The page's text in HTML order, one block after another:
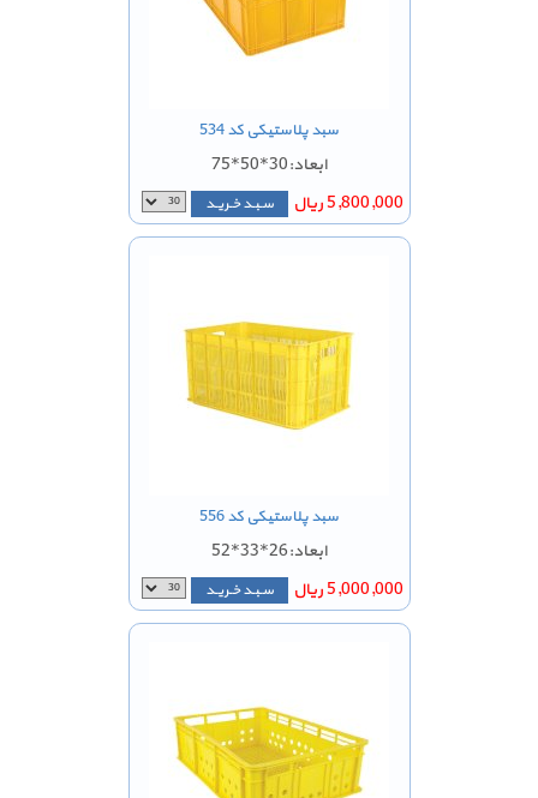
سبد پلاستیکی کد 534
ابعاد:30*50*75
5,800,000 ریال
سـبـد خـریـد
سبد پلاستیکی کد 556
ابعاد:26*33*52
5,000,000 ریال
سـبـد خـریـد